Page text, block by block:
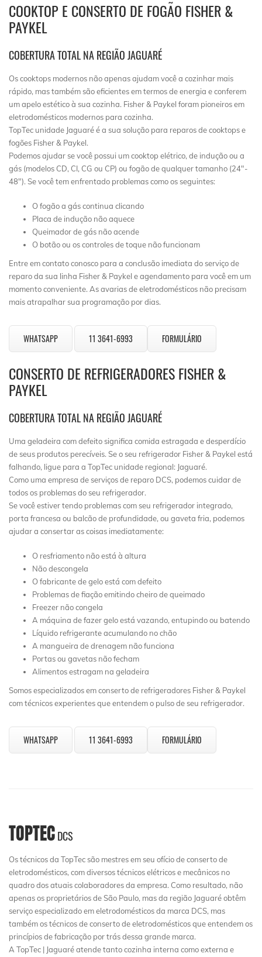
COOKTOP E CONSERTO DE FOGÃO FISHER &
PAYKEL
COBERTURA TOTAL NA REGIÃO JAGUARÉ
Os cooktops modernos não apenas ajudam você a cozinhar mais
rápido, mas também são eficientes em termos de energia e conferem
um apelo estético à sua cozinha. Fisher & Paykel foram pioneiros em
eletrodomésticos modernos para cozinha.
TopTec unidade Jaguaré é a sua solução para reparos de cooktops e
fogões Fisher & Paykel.
Podemos ajudar se você possui um cooktop elétrico, de indução ou a
gás (modelos CD, CI, CG ou CP) ou fogão de qualquer tamanho (24″-
48″). Se você tem enfrentado problemas como os seguintes:
O fogão a gás continua clicando
Placa de indução não aquece
Queimador de gás não acende
O botão ou os controles de toque não funcionam
Entre em contato conosco para a conclusão imediata do serviço de
reparo da sua linha Fisher & Paykel e agendamento para você em um
momento conveniente. As avarias de eletrodomésticos não precisam
mais atrapalhar sua programação por dias.
WHATSAPP 11 3641-6993 FORMULÁRIO
CONSERTO DE REFRIGERADORES FISHER &
PAYKEL
COBERTURA TOTAL NA REGIÃO JAGUARÉ
Uma geladeira com defeito significa comida estragada e desperdício
de seus produtos perecíveis. Se o seu refrigerador Fisher & Paykel está
falhando, ligue para a TopTec unidade regional: Jaguaré.
Como uma empresa de serviços de reparo DCS, podemos cuidar de
todos os problemas do seu refrigerador.
Se você estiver tendo problemas com seu refrigerador integrado,
porta francesa ou balcão de profundidade, ou gaveta fria, podemos
ajudar a consertar as coisas imediatamente:
O resfriamento não está à altura
Não descongela
O fabricante de gelo está com defeito
Problemas de fiação emitindo cheiro de queimado
Freezer não congela
A máquina de fazer gelo está vazando, entupindo ou batendo
Líquido refrigerante acumulando no chão
A mangueira de drenagem não funciona
Portas ou gavetas não fecham
Alimentos estragam na geladeira
Somos especializados em conserto de refrigeradores Fisher & Paykel
com técnicos experientes que entendem o pulso de seu refrigerador.
WHATSAPP 11 3641-6993 FORMULÁRIO
TOPTECDCS
Os técnicos da TopTec são mestres em seu ofício de conserto de
eletrodomésticos, com diversos técnicos elétricos e mecânicos no
quadro dos atuais colaboradores da empresa. Como resultado, não
apenas os proprietários de São Paulo, mas da região Jaguaré obtêm
serviço especializado em eletrodomésticos da marca DCS, mas
também os técnicos de conserto de eletrodomésticos que entendem os
princípios de fabricação por trás dessa grande marca.
A TopTec | Jaguaré atende tanto cozinha interna como externa e